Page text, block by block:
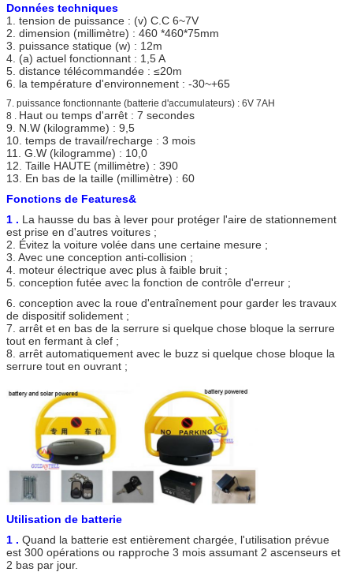
Données techniques
1. tension de puissance : (v) C.C 6~7V
2. dimension (millimètre) : 460 *460*75mm
3. puissance statique (w) : 12m
4. (a) actuel fonctionnant : 1,5 A
5. distance télécommandée : ≤20m
6. la température d'environnement : -30~+65
7. puissance fonctionnante (batterie d'accumulateurs) : 6V 7AH
8 . Haut ou temps d'arrêt : 7 secondes
9. N.W (kilogramme) : 9,5
10. temps de travail/recharge : 3 mois
11. G.W (kilogramme) : 10,0
12. Taille HAUTE (millimètre) : 390
13. En bas de la taille (millimètre) : 60
Fonctions de Features&
1 . La hausse du bas à lever pour protéger l'aire de stationnement
est prise en d'autres voitures ;
2. Évitez la voiture volée dans une certaine mesure ;
3. Avec une conception anti-collision ;
4. moteur électrique avec plus à faible bruit ;
5. conception futée avec la fonction de contrôle d'erreur ;
6. conception avec la roue d'entraînement pour garder les travaux
de dispositif solidement ;
7. arrêt et en bas de la serrure si quelque chose bloque la serrure
tout en fermant à clef ;
8. arrêt automatiquement avec le buzz si quelque chose bloque la
serrure tout en ouvrant ;
Utilisation de batterie
1 . Quand la batterie est entièrement chargée, l'utilisation prévue
est 300 opérations ou rapproche 3 mois assumant 2 ascenseurs et
2 bas par jour.